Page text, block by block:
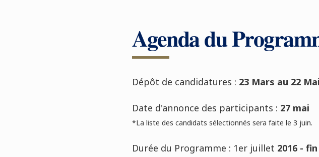
Agenda du
Dépôt de candidatures : 23 Mars au 22
Date d'annonce des participants : 27 mai
*La liste des candidats sélectionnés sera faite le 3 juin.
Durée du Programme : 1er juillet 2016 -